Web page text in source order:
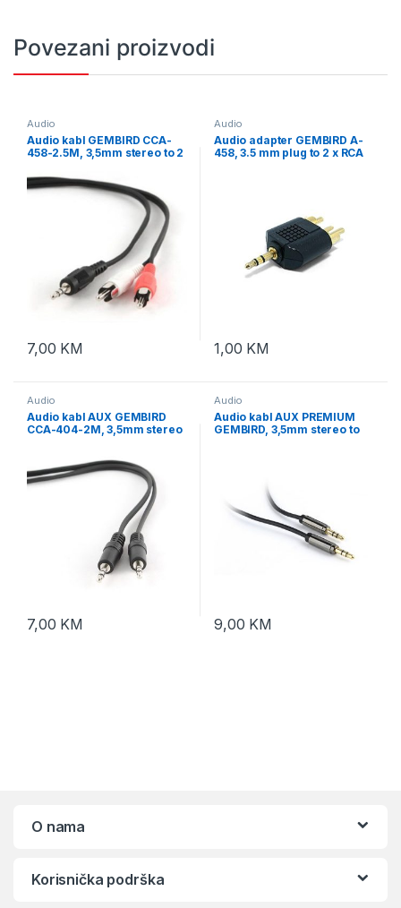
Povezani proizvodi
Audio
Audio kabl GEMBIRD CCA-
458-2.5M, 3,5mm stereo to 2
7,00 KM
Audio
Audio adapter GEMBIRD A-
458, 3.5 mm plug to 2 x RCA
1,00 KM
Audio
Audio kabl AUX GEMBIRD
CCA-404-2M, 3,5mm stereo
7,00 KM
Audio
Audio kabl AUX PREMIUM
GEMBIRD, 3,5mm stereo to
9,00 KM
O nama
Korisnička podrška